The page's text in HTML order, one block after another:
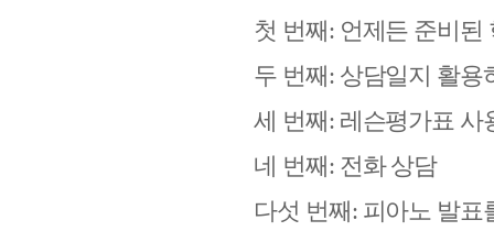
첫 번째: 언제든 준비된
두 번째: 상담일지 활용
세 번째: 레슨평가표 사
네 번째: 전화 상담
다섯 번째: 피아노 발표